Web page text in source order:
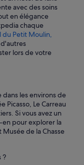
avec des soins
en élégance
chaque
du Petit Moulin,
lors de votre
les environs de
Picasso, Le Carreau
Si vous avez un
pour explorer la
Musée de la Chasse
?